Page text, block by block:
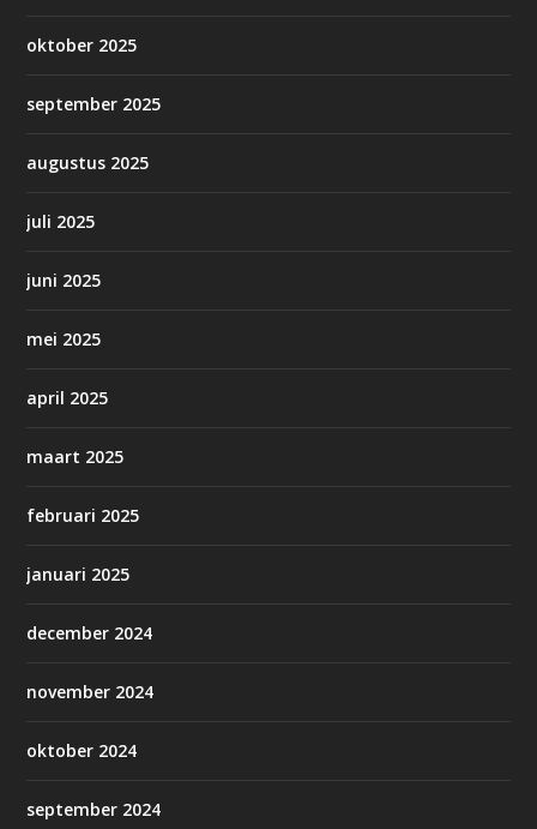
oktober 2025
september 2025
augustus 2025
juli 2025
juni 2025
mei 2025
april 2025
maart 2025
februari 2025
januari 2025
december 2024
november 2024
oktober 2024
september 2024